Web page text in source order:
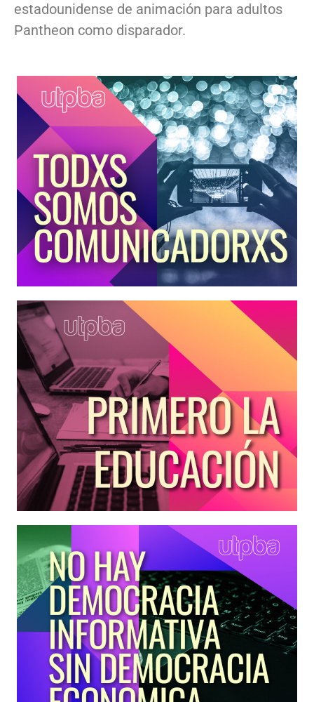
estadounidense de animación para adultos
Pantheon como disparador.